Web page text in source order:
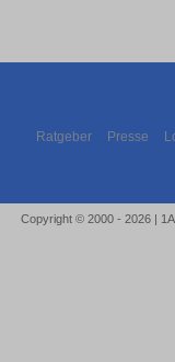
Ratgeber Presse
Copyright © 2000 - 2026 |